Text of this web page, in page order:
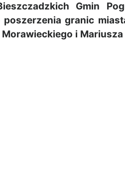
Gmin
granic
i